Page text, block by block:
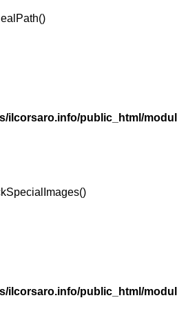
ilcorsaro.info/public_html/
ilcorsaro.info/public_html/